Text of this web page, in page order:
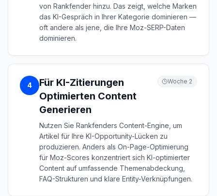
von Rankfender hinzu. Das zeigt, welche Marken
das KI-Gespräch in Ihrer Kategorie dominieren —
oft andere als jene, die Ihre Moz-SERP-Daten
dominieren.
4
Für KI-Zitierungen
Optimierten Content
Generieren
Woche 2
Nutzen Sie Rankfenders Content-Engine, um
Artikel für Ihre KI-Opportunity-Lücken zu
produzieren. Anders als On-Page-Optimierung
für Moz-Scores konzentriert sich KI-optimierter
Content auf umfassende Themenabdeckung,
FAQ-Strukturen und klare Entity-Verknüpfungen.